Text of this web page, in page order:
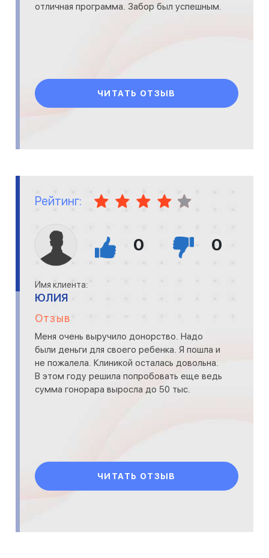
отличная программа. Забор был успешным.
ЧИТАТЬ ОТЗЫВ
Рейтинг:
0 0
Имя клиента:
ЮЛИЯ
Отзыв
Меня очень выручило донорство. Надо
были деньги для своего ребенка. Я пошла и
не пожалела. Клиникой осталась довольна.
В этом году решила попробовать еще ведь
сумма гонорара выросла до 50 тыс.
ЧИТАТЬ ОТЗЫВ